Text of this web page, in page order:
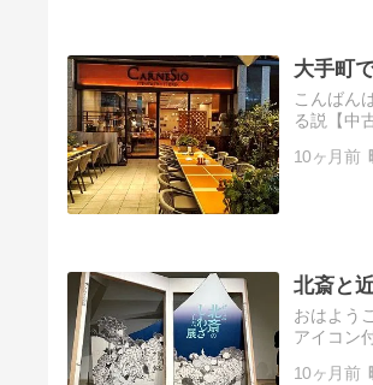
大手町
こんばん
る説【中
10ヶ月前
北斎と
おはよう
アイコン
10ヶ月前